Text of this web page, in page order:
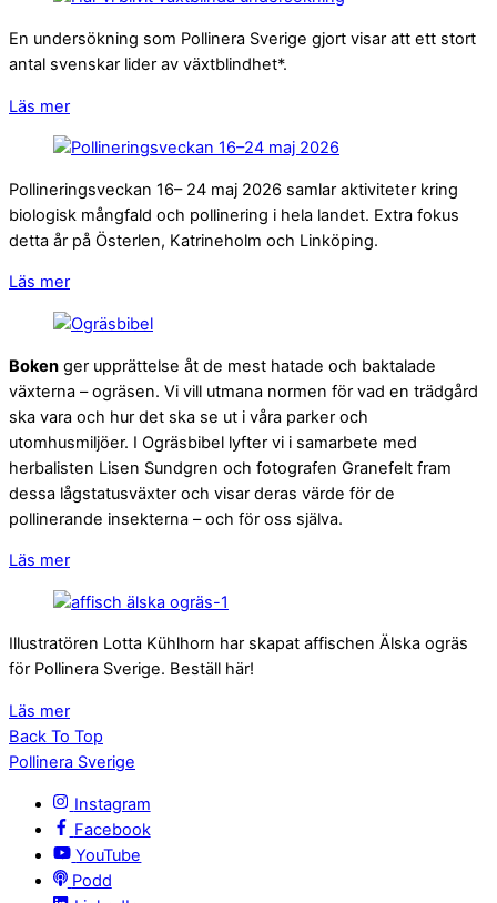
En undersökning som Pollinera Sverige gjort visar att ett stort
antal svenskar lider av växtblindhet*.
Läs mer
Pollineringsveckan 16– 24 maj 2026 samlar aktiviteter kring
biologisk mångfald och pollinering i hela landet. Extra fokus
detta år på Österlen, Katrineholm och Linköping.
Läs mer
Boken ger upprättelse åt de mest hatade och baktalade
växterna – ogräsen. Vi vill utmana normen för vad en trädgård
ska vara och hur det ska se ut i våra parker och
utomhusmiljöer. I Ogräsbibel lyfter vi i samarbete med
herbalisten Lisen Sundgren och fotografen Granefelt fram
dessa lågstatusväxter och visar deras värde för de
pollinerande insekterna – och för oss själva.
Läs mer
Illustratören Lotta Kühlhorn har skapat affischen Älska ogräs
för Pollinera Sverige. Beställ här!
Läs mer
Back To Top
Pollinera Sverige
Instagram
Facebook
YouTube
Podd